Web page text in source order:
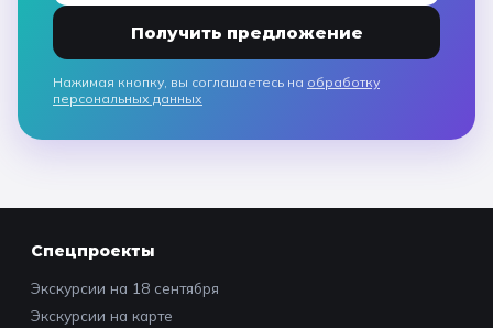
Получить предложение
Нажимая кнопку, вы соглашаетесь на обработку
персональных данных
Спецпроекты
Экскурсии на 18 сентября
Экскурсии на карте